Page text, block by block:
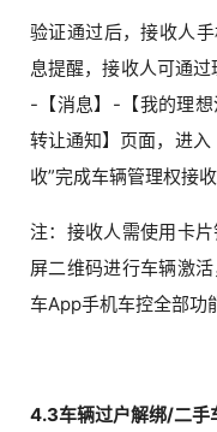
验证通过后，接收人
息提醒，接收人可通过
-【消息】-【我的理
转让通知】页面，进
收”完成车辆管理权接收
注：接收人需使用卡
屏二维码进行车辆激
车App手机车控全部功
4.3车辆过户解绑/二手